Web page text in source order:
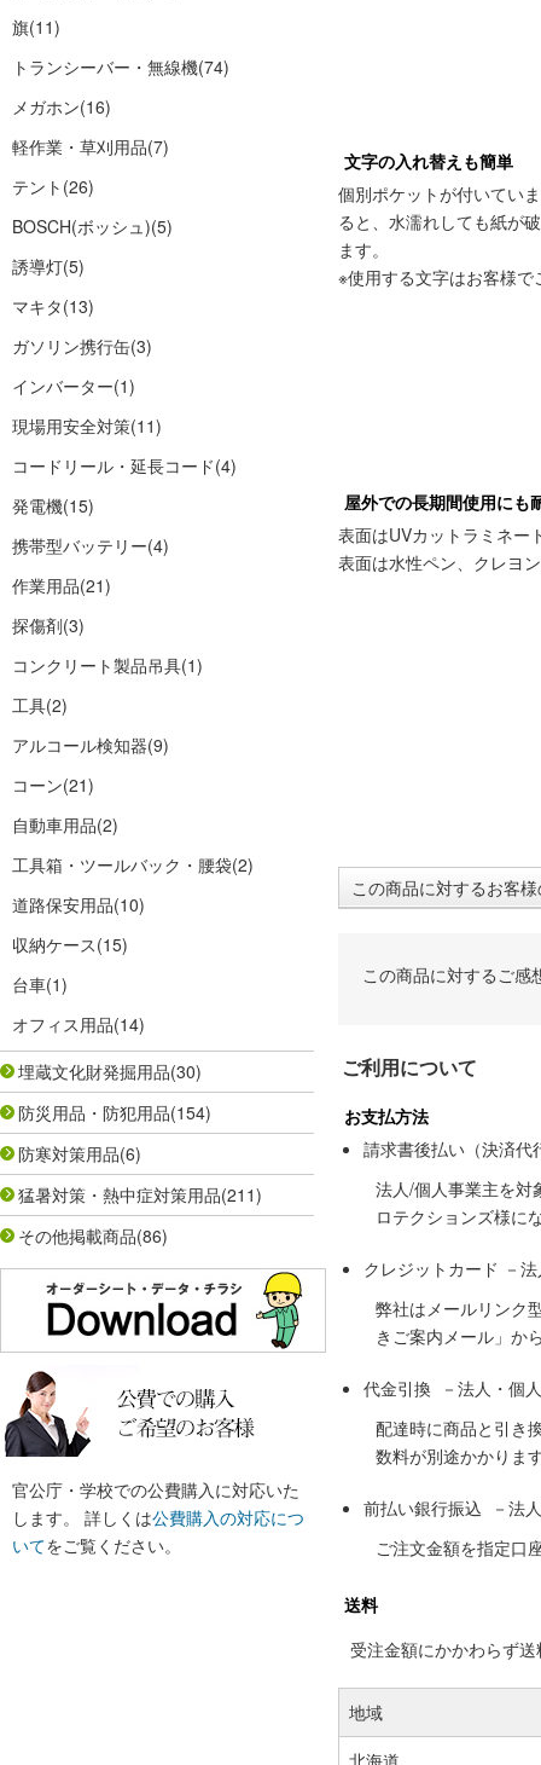
旗(11)
トランシーバー・無線機(74)
メガホン(16)
軽作業・草刈用品(7)
テント (26)
BOSCH(ボッシュ)(5)
誘導灯(5)
マキタ(13)
ガソリン携行缶(3)
インバーター(1)
現場用安全対策(11)
コードリール・延長コード(4)
発電機(15)
携帯型バッテリー(4)
作業用品(21)
探傷剤(3)
コンクリート製品吊具(1)
工具(2)
アルコール検知器(9)
コーン(21)
自動車用品(2)
工具箱・ツールバック・腰袋(2)
道路保安用品(10)
収納ケース(15)
台車(1)
オフィス用品(14)
埋蔵文化財発掘用品(30)
防災用品・防犯用品(154)
防寒対策用品(6)
猛暑対策・熱中症対策用品(211)
その他掲載商品(86)
官公庁・学校での公費購入に対応いた
します。 詳しくは公費購入の対応につ
いてをご覧ください。
文字の入れ替えも簡単
個別ポケットが付いてい
ると、水濡れしても紙が
ます。
※使用する文字はお客様
屋外での長期間使用にも
表面はUVカットラミネー
表面は水性ペン、クレヨ
この商品に対するお客
この商品に対するご感
ご利用について
お支払方法
請求書後払い（決済代
法人/個人事業主を対
ロテクションズ様に
クレジットカード －
弊社はメールリンク
きご案内メール」か
代金引換 －法人・個
配達時に商品と引き
数料が別途かかりま
前払い銀行振込 －法
ご注文金額を指定口
送料
受注金額にかかわらず
地域